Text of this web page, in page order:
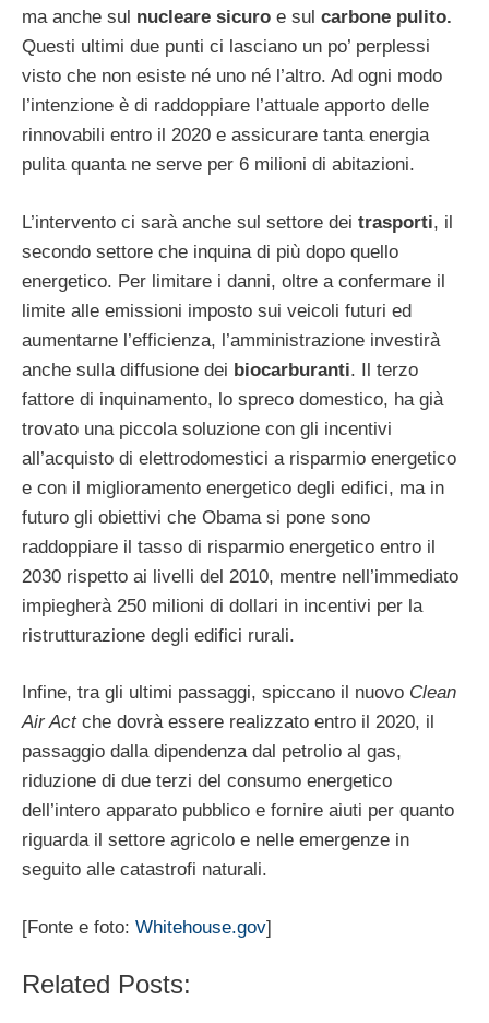
ma anche sul nucleare sicuro e sul carbone pulito.
Questi ultimi due punti ci lasciano un po’ perplessi
visto che non esiste né uno né l’altro. Ad ogni modo
l’intenzione è di raddoppiare l’attuale apporto delle
rinnovabili entro il 2020 e assicurare tanta energia
pulita quanta ne serve per 6 milioni di abitazioni.
L’intervento ci sarà anche sul settore dei trasporti, il
secondo settore che inquina di più dopo quello
energetico. Per limitare i danni, oltre a confermare il
limite alle emissioni imposto sui veicoli futuri ed
aumentarne l’efficienza, l’amministrazione investirà
anche sulla diffusione dei biocarburanti. Il terzo
fattore di inquinamento, lo spreco domestico, ha già
trovato una piccola soluzione con gli incentivi
all’acquisto di elettrodomestici a risparmio energetico
e con il miglioramento energetico degli edifici, ma in
futuro gli obiettivi che Obama si pone sono
raddoppiare il tasso di risparmio energetico entro il
2030 rispetto ai livelli del 2010, mentre nell’immediato
impiegherà 250 milioni di dollari in incentivi per la
ristrutturazione degli edifici rurali.
Infine, tra gli ultimi passaggi, spiccano il nuovo Clean
Air Actche dovrà essere realizzato entro il 2020, il
passaggio dalla dipendenza dal petrolio al gas,
riduzione di due terzi del consumo energetico
dell’intero apparato pubblico e fornire aiuti per quanto
riguarda il settore agricolo e nelle emergenze in
seguito alle catastrofi naturali.
[Fonte e foto: Whitehouse.gov]
Related Posts: